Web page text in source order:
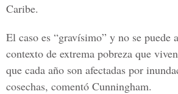
Caribe.
El caso es “gravísimo” y no se puede
contexto de extrema pobreza que
que cada año son afectadas por
cosechas, comentó Cunningham.